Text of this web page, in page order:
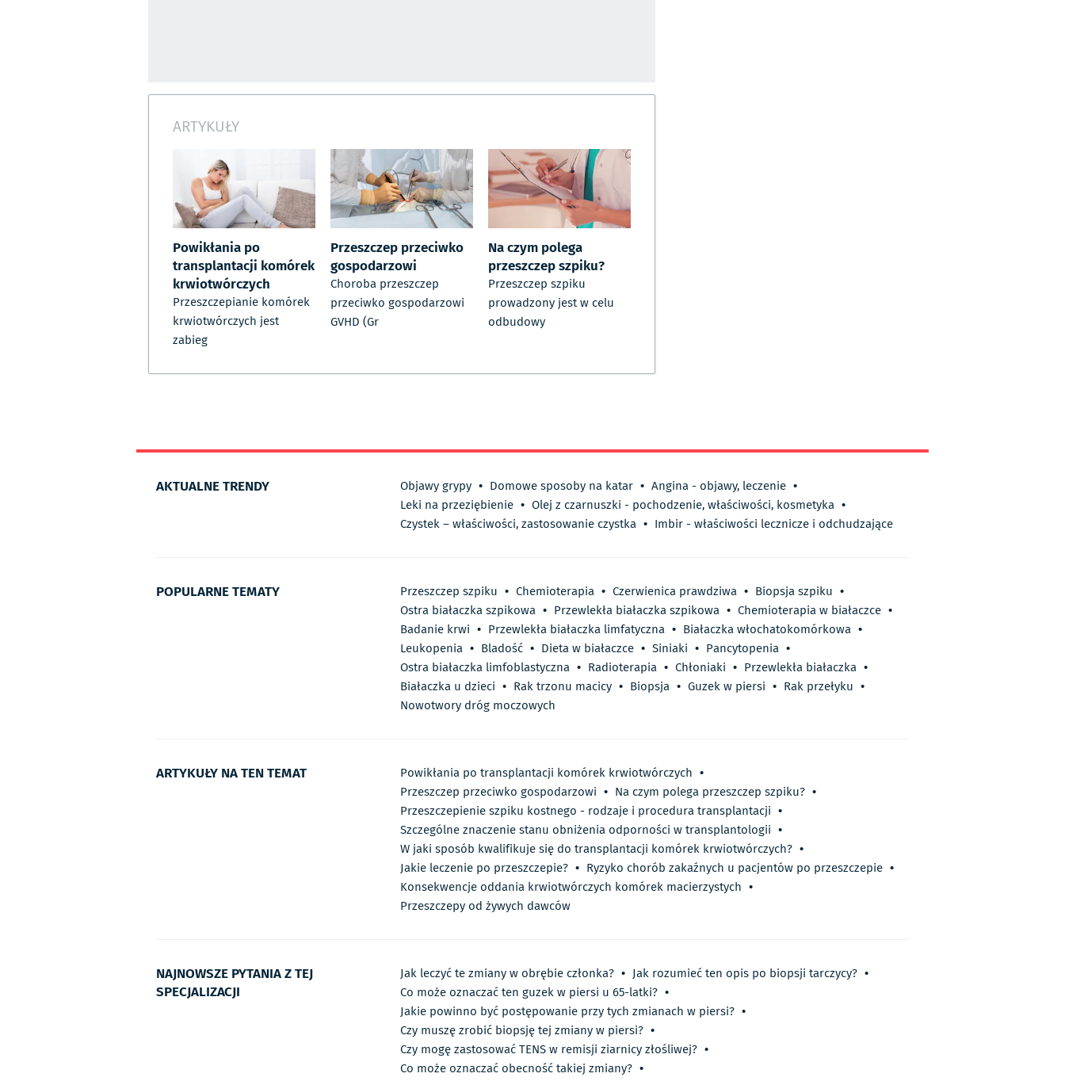
ARTYKUŁY
Powikłania po
transplantacji komórek
krwiotwórczych
Przeszczepianie komórek
krwiotwórczych jest
zabieg
Przeszczep przeciwko
gospodarzowi
Choroba przeszczep
przeciwko gospodarzowi
GVHD (Gr
Na czym polega
przeszczep szpiku?
Przeszczep szpiku
prowadzony jest w celu
odbudowy
AKTUALNE TRENDY Objawy grypy • Domowe sposoby na katar • Angina - objawy, leczenie •
Leki na przeziębienie • Olej z czarnuszki - pochodzenie, właściwości, kosmetyka •
Czystek – właściwości, zastosowanie czystka • Imbir - właściwości lecznicze i odchudzające
POPULARNE TEMATY Przeszczep szpiku • Chemioterapia • Czerwienica prawdziwa • Biopsja szpiku •
Ostra białaczka szpikowa • Przewlekła białaczka szpikowa • Chemioterapia w białaczce •
Badanie krwi • Przewlekła białaczka limfatyczna • Białaczka włochatokomórkowa •
Leukopenia • Bladość • Dieta w białaczce • Siniaki • Pancytopenia •
Ostra białaczka limfoblastyczna • Radioterapia • Chłoniaki • Przewlekła białaczka •
Białaczka u dzieci • Rak trzonu macicy • Biopsja • Guzek w piersi • Rak przełyku •
Nowotwory dróg moczowych
ARTYKUŁY NA TEN TEMAT Powikłania po transplantacji komórek krwiotwórczych •
Przeszczep przeciwko gospodarzowi • Na czym polega przeszczep szpiku? •
Przeszczepienie szpiku kostnego - rodzaje i procedura transplantacji •
Szczególne znaczenie stanu obniżenia odporności w transplantologii •
W jaki sposób kwalifikuje się do transplantacji komórek krwiotwórczych? •
Jakie leczenie po przeszczepie? • Ryzyko chorób zakaźnych u pacjentów po przeszczepie •
Konsekwencje oddania krwiotwórczych komórek macierzystych •
Przeszczepy od żywych dawców
NAJNOWSZE PYTANIA Z TEJ
SPECJALIZACJI
Jak leczyć te zmiany w obrębie członka? • Jak rozumieć ten opis po biopsji tarczycy? •
Co może oznaczać ten guzek w piersi u 65-latki? •
Jakie powinno być postępowanie przy tych zmianach w piersi? •
Czy muszę zrobić biopsję tej zmiany w piersi? •
Czy mogę zastosować TENS w remisji ziarnicy złośliwej? •
Co może oznaczać obecność takiej zmiany? •